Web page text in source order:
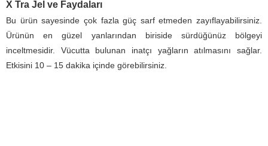
X Tra Jel ve Faydaları
Bu ürün sayesinde çok fazla güç sarf etmeden zayıflayabilirsiniz.
Ürünün en güzel yanlarından biriside sürdüğünüz bölgeyi
inceltmesidir. Vücutta bulunan inatçı yağların atılmasını sağlar.
Etkisini 10 – 15 dakika içinde görebilirsiniz.